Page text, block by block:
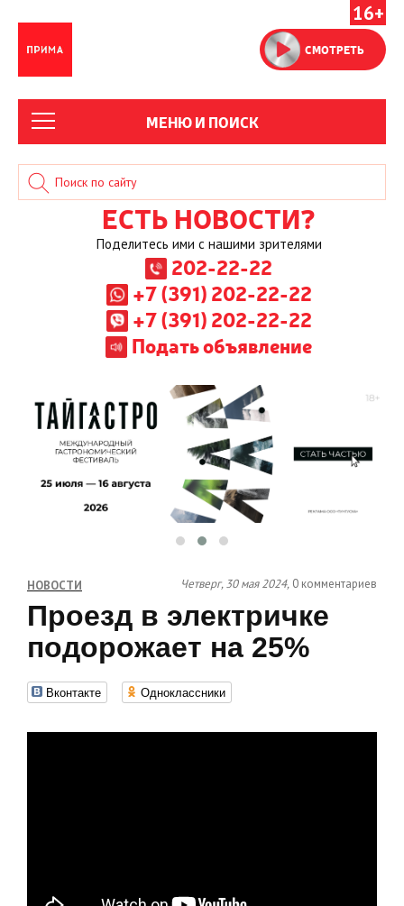
16+
СМОТРЕТЬ
МЕНЮ И ПОИСК
ЕСТЬ НОВОСТИ?
Поделитесь ими с нашими зрителями
202-22-22
+7 (391) 202-22-22
+7 (391) 202-22-22
Подать объявление
НОВОСТИ Четверг, 30 мая 2024, 0 комментариев
Проезд в электричке
подорожает на 25%
Вконтакте Одноклассники